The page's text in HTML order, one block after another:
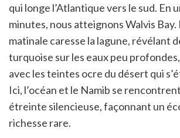
qui longe l’Atlantique vers le sud. En
minutes, nous atteignons Walvis Bay.
matinale caresse la lagune, révélant
turquoise sur les eaux peu
avec les teintes ocre du désert qui
Ici, l’océan et le Namib se
étreinte silencieuse, façonnant un
richesse rare.